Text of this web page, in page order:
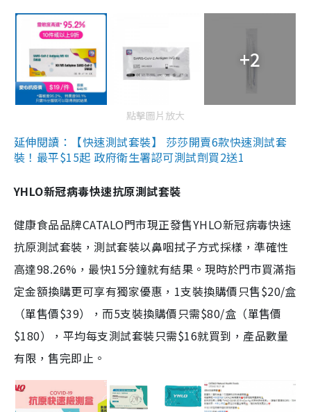
+2
點擊圖片放大
延伸閱讀：【快速測試套裝】 莎莎開賣6款快速測試套
裝！最平$15起 政府衛生署認可測試劑買2送1
YHLO新冠病毒快速抗原測試套裝
健康食品品牌CATALO門市現正發售YHLO新冠病毒快速
抗原測試套裝，測試套裝以鼻咽拭子方式採樣，準確性
高達98.26%，最快15分鐘就有結果。現時於門市買滿指
定金額換購更可享有獨家優惠，1支裝換購價只售$20/盒
（單售價$39），而5支裝換購價只需$80/盒（單售價
$180），平均每支測試套裝只需$16就買到，產品數量
有限，售完即止。